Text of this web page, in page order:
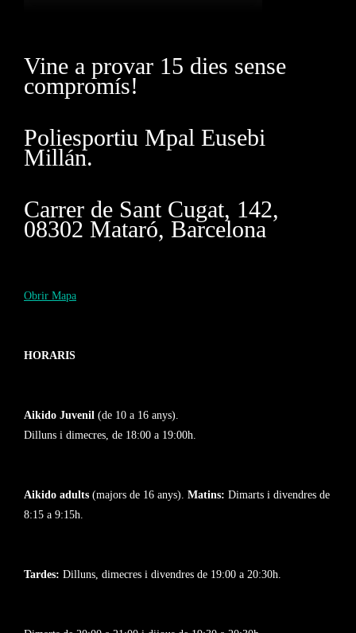
Vine a provar 15 dies sense
compromís!
Poliesportiu Mpal Eusebi
Millán.
Carrer de Sant Cugat, 142,
08302 Mataró, Barcelona
Obrir Mapa
HORARIS
Aikido Juvenil (de 10 a 16 anys).
Dilluns i dimecres, de 18:00 a 19:00h.
Aikido adults (majors de 16 anys). Matins: Dimarts i divendres de
8:15 a 9:15h.
Tardes: Dilluns, dimecres i divendres de 19:00 a 20:30h.